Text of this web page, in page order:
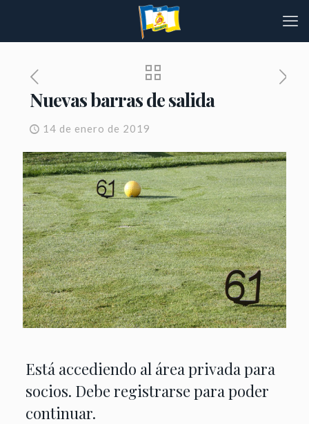
Nuevas barras de salida
14 de enero de 2019
Está accediendo al área privada para
socios. Debe registrarse para poder
continuar.